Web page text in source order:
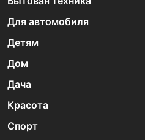
Для автомобиля
Детям
Дом
Дача
Красота
Спорт